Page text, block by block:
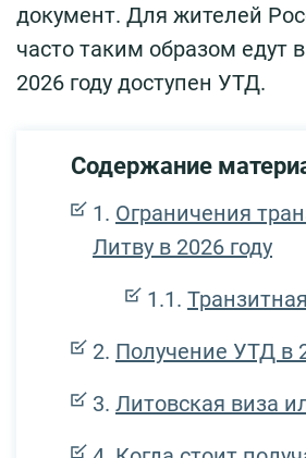
документ. Для жителей
часто таким образом едут
2026 году доступен УТД.
Содержание
Ограничения
Литву в 2026 году
Получение УТД в
Литовская виза